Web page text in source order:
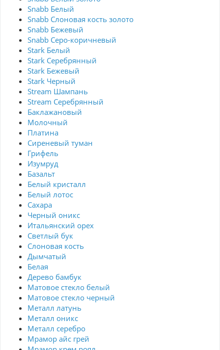
Snabb Белый
Snabb Слоновая кость золото
Snabb Бежевый
Snabb Серо-коричневый
Stark Белый
Stark Серебрянный
Stark Бежевый
Stark Черный
Stream Шампань
Stream Серебрянный
Баклажановый
Молочный
Платина
Сиреневый туман
Грифель
Изумруд
Базальт
Белый кристалл
Белый лотос
Сахара
Черный оникс
Итальянский орех
Светлый бук
Слоновая кость
Дымчатый
Белая
Дерево бамбук
Матовое стекло белый
Матовое стекло черный
Металл латунь
Металл оникс
Металл серебро
Мрамор айс грей